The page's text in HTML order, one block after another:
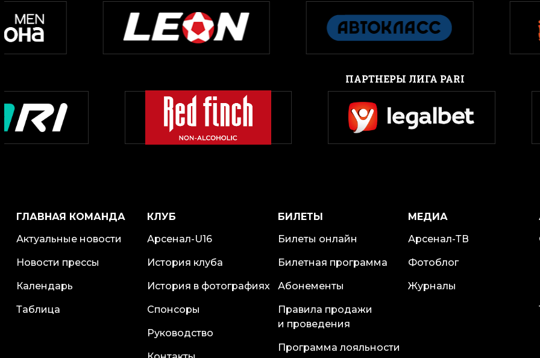
ПАРТНЕРЫ ЛИГА PARI
ГЛАВНАЯ КОМАНДА
Актуальные новости
Новости прессы
Календарь
Таблица
КЛУБ
Арсенал-U16
История клуба
История в фотографиях
Спонсоры
Руководство
БИЛЕТЫ
Билеты онлайн
Билетная программа
Абонементы
Правила продажи
и проведения
Программа лояльности
МЕДИА
Арсенал-ТВ
Фотоблог
Журналы